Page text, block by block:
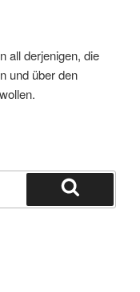
all derjenigen, die
und über den
Suchen